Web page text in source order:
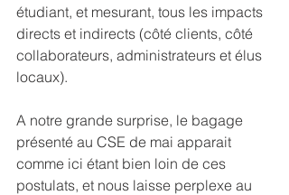
étudiant, et mesurant, tous les impacts
directs et indirects (côté clients, côté
collaborateurs, administrateurs et élus
locaux).
A notre grande surprise, le bagage
présenté au CSE de mai apparait
comme ici étant bien loin de ces
postulats, et nous laisse perplexe au